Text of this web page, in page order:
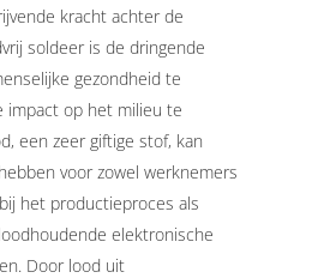
kracht achter de
soldeer is de dringende
gezondheid te
impact op het milieu te
een zeer giftige stof, kan
voor zowel werknemers
het productieproces als
elektronische
Door lood uit